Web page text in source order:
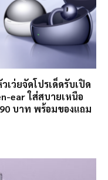
เว่ยจัดโปรเด็ดรับเปิด
ear ใส่สบายเหนือ
บาท พร้อมของแถม